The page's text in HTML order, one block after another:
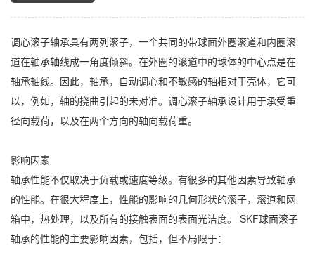
调心滚子轴承具有两列滚子，一个共同的带球面外圈滚道和内圈滚
道在轴承轴线成一角度倾斜。在外圈的滚道中的球体的中心点是在
轴承轴线。因此，轴承，自动调心和不敏感的轴相对于壳体，它可
以，例如，轴的挠曲引起的未对准。调心滚子轴承设计用于承受重
径向载荷，以及在两个方向的轴向载荷重。
影响因素
轴承性能不仅取决于负载或速度等级。有很多的其他因素导致轴承
的性能。在很大程度上，性能的影响的几何形状的滚子，滚道和网
箱中，热处理，以及所有的接触表面的表面光洁度。 SKF球面滚子
轴承的性能的主要影响因素，包括，但不局限于：